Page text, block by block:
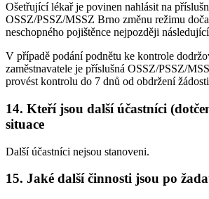
Ošetřující lékař je povinen nahlásit na
OSSZ/PSSZ/MSSZ Brno změnu režimu
neschopného pojištěnce nejpozději
V případě podání podnětu ke kontrole
zaměstnavatele je příslušná OSSZ/PSSZ/
provést kontrolu do 7 dnů od obdržení
14. Kteří jsou další účastníci
situace
Další účastníci nejsou stanoveni.
15. Jaké další činnosti jsou po